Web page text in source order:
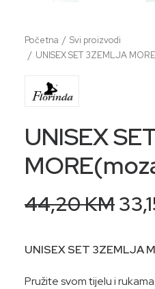
Početna
Svi proizvodi
UNISEX SET 3ZEMLJA
UNISEX
44,20KM
UNISEX SET 3ZEMLJA
Pružite svom tijelu i rukama